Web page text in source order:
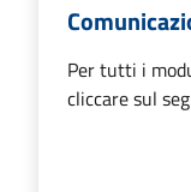
Per tutti i
cliccare sul